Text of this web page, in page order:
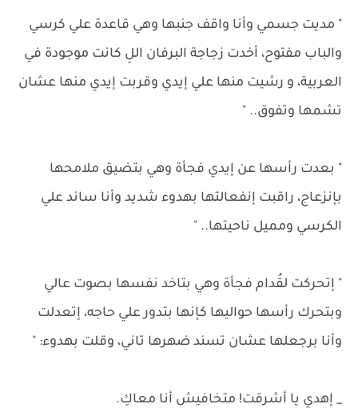
" مديت جسمي وأنا واقف جنبها وهي قاعدة علي كرسي
والباب مفتوح، أخدت زجاجة البرفان اللِ كانت موجودة في
العربية، و رشيت منها علي إيدي وقربت إيدي منها عشان
تشمها وتفوق.. "
" بعدت رأسها عن إيدي فجأة وهي بتضيق ملامحها
بإنزعاج، راقبت إنفعالتها بهدوء شديد وأنا ساند علي
الكرسي ومميل ناحيتها.. "
" إتحركت لقُدام فجأة وهي بتاخد نفسها بصوت عالي
وبتحرك رأسها حواليها كإنها بتدور علي حاجه، إتعدلت
وأنا برجعلها عشان تسند ضهرها تاني، وقلت بهدوء: "
_ إهدي يا أشرقت! متخافيش أنا معاكِ.